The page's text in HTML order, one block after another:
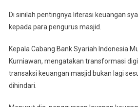
Di sinilah pentingnya literasi keuangan
kepada para pengurus masjid.
Kepala Cabang Bank Syariah Indonesia
Kurniawan, mengatakan transformasi
transaksi keuangan masjid bukan lagi
dihindari.